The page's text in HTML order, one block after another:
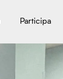
Participa